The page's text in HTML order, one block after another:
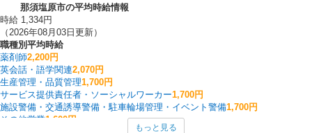
那須塩原市の平均時給情報
時給 1,334円
（2026年08月03日更新）
職種別平均時給
薬剤師2,200円
英会話・語学関連2,070円
生産管理・品質管理1,700円
サービス提供責任者・ソーシャルワーカー1,700円
施設警備・交通誘導警備・駐車輪場管理・イベント警備1,700円
その他営業1,600円
もっと見る